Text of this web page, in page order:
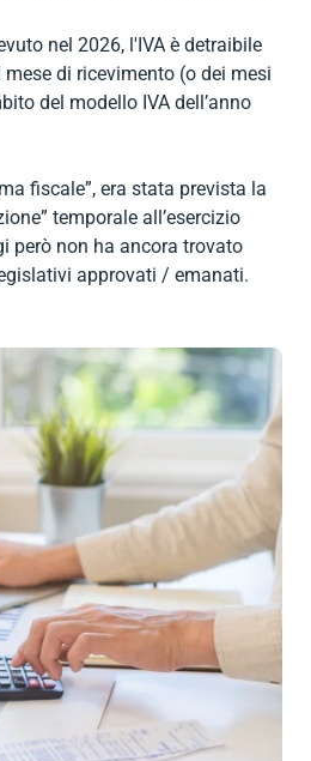
nel 2026, l'IVA è detraibile
di ricevimento (o dei mesi
del modello IVA dell’anno
fiscale”, era stata prevista la
temporale all’esercizio
però non ha ancora trovato
approvati / emanati.